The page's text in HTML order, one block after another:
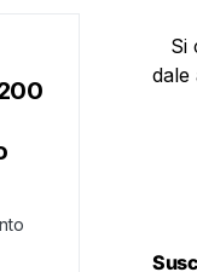
Si
dale